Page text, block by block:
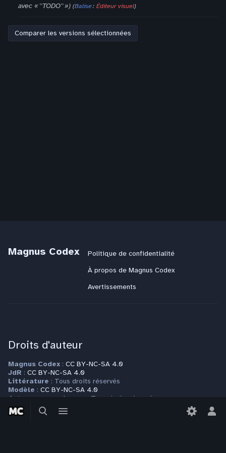
BasculerBasculer
le
avec « ''TODO'' »
Balise: Éditeur visuel
Magnus Codex
Politique de confidentialité
À propos de Magnus Codex
Avertissements
Droits d'auteur
Magnus Codex : CC BY-NC-SA 4.0
JdR : CC BY-NC-SA 4.0
Littérature : Tous droits réservés
Modèle : CC BY-NC-SA 4.0
Autres espaces de nom
: Tous droits réservés
Plus d'informations sur la page